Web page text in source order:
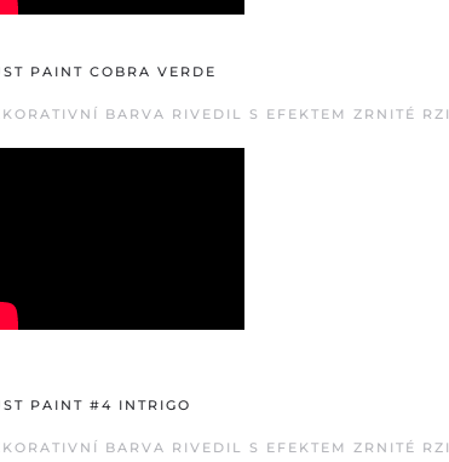
PAINT COBRA VERDE
BARVA RIVEDIL S EFEKTEM ZRNITÉ RZI
PAINT #4 INTRIGO
BARVA RIVEDIL S EFEKTEM ZRNITÉ RZI